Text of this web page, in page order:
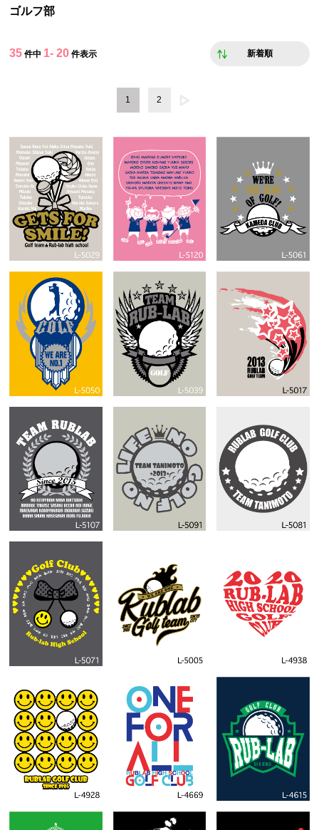
ゴルフ部
35 件中 1- 20 件表示 新着順
1 2